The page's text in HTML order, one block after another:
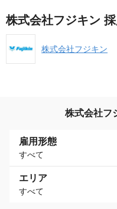
株式会社フジキン
株式会社フジキン
株式会社フ
雇用形態
すべて
エリア
すべて